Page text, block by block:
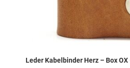
Leder Kabelbinder Herz – Box